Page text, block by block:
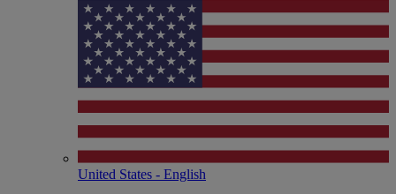
United States - English